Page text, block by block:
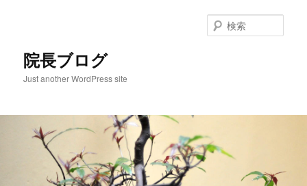
院長ブログ
Just another WordPress site
索